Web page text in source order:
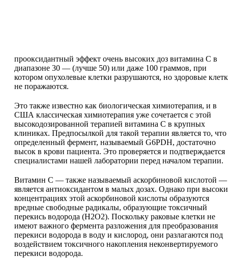
прооксидантный эффект очень высоких доз витамина С в
диапазоне 30 — (лучше 50) или даже 100 граммов, при
котором опухолевые клетки разрушаются, но здоровые
не поражаются.
Это также известно как биологическая химиотерапия, и в
США классическая химиотерапия уже сочетается с этой
высокодозированной терапией витамина С в крупных
клиниках. Предпосылкой для такой терапии является то, что
определенный фермент, называемый G6PDH, достаточно
высок в крови пациента. Это проверяется и подтверждается
специалистами нашей лаборатории перед началом терапии.
Витамин С — также называемый аскорбиновой кислотой —
является антиоксидантом в малых дозах. Однако при
концентрациях этой аскорбиновой кислоты образуются
вредные свободные радикалы, образующие токсичный
перекись водорода (H2O2). Поскольку раковые клетки не
имеют важного фермента разложения для преобразования
перекиси водорода в воду и кислород, они разлагаются под
воздействием токсичного накопления неконвертируемого
перекиси водорода.